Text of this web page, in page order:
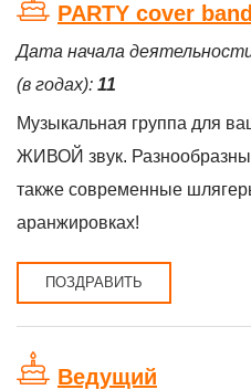
PARTY cover band
Дата начала
(в годах): 11
Музыкальная группа для
ЖИВОЙ звук.
также современные
аранжировках!
ПОЗДРАВИТЬ
Ведущий